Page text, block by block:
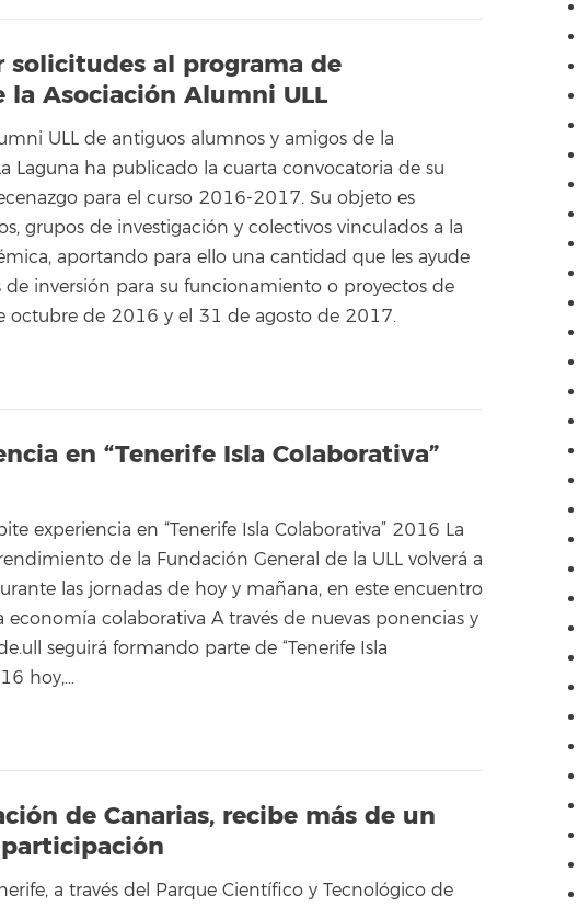
solicitudes al programa de
Asociación Alumni ULL
ULL de antiguos alumnos y amigos de la
Laguna ha publicado la cuarta convocatoria de su
para el curso 2016-2017. Su objeto es
grupos de investigación y colectivos vinculados a la
aportando para ello una cantidad que les ayude
de inversión para su funcionamiento o proyectos de
octubre de 2016 y el 31 de agosto de 2017.
en “Tenerife Isla Colaborativa”
experiencia en “Tenerife Isla Colaborativa” 2016 La
de la Fundación General de la ULL volverá a
las jornadas de hoy y mañana, en este encuentro
economía colaborativa A través de nuevas ponencias y
seguirá formando parte de “Tenerife Isla
hoy,…
de Canarias, recibe más de un
a través del Parque Científico y Tecnológico de